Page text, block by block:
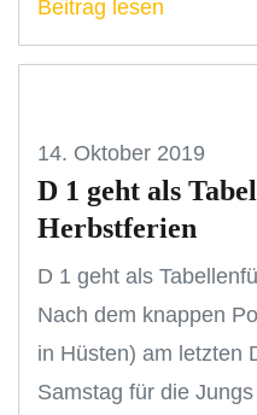
Beitrag lesen
14. Oktober 2019
D 1 geht als
Herbstferien
D 1 geht als
Nach dem knappen
in Hüsten) am letzten
Samstag für die